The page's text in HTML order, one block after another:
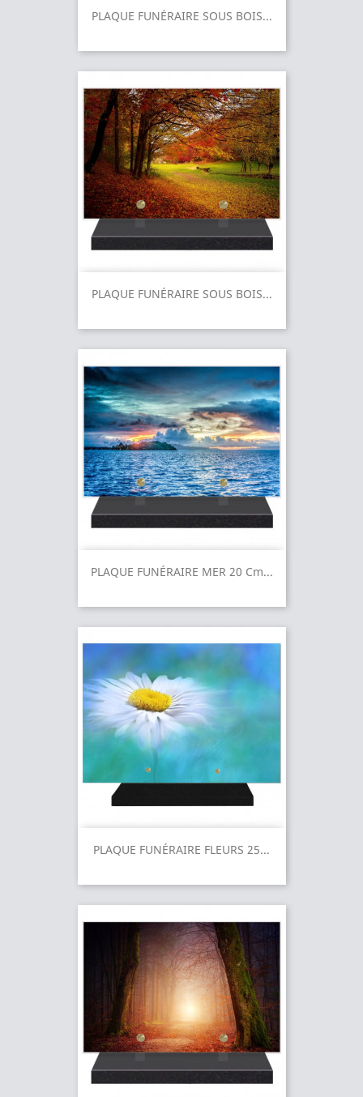
PLAQUE FUNÉRAIRE SOUS BOIS...
PLAQUE FUNÉRAIRE SOUS BOIS...
PLAQUE FUNÉRAIRE MER 20 Cm...
PLAQUE FUNÉRAIRE FLEURS 25...